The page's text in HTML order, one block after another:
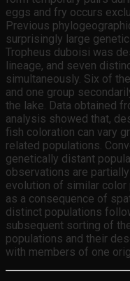
eggs and fry occurs
Previous
surprisingly large
Tropheus duboisi was
lineage, and seven
simultaneously. Six of
and one group
the lake. Data obtained
analysis showed that,
fish coloration can vary
related populations.
genetically distant
observations are
evolution of similar color
as a consequence of
distinct populations
subsequent sorting of
populations and their
with members of one